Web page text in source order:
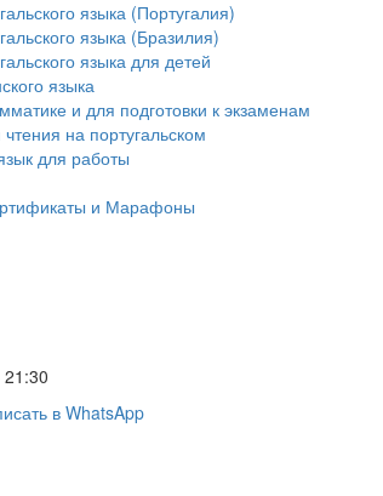
языка (Португалия)
языка (Бразилия)
языка для детей
языка
и для подготовки к экзаменам
на португальском
для работы
и Марафоны
в WhatsApp